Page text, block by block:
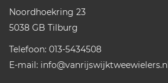
Noordhoekring 23
5038 GB Tilburg
Telefoon: 013-5434508
E-mail: info@vanrijswijktweewielers.nl